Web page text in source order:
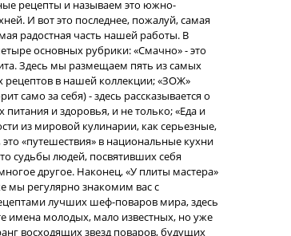
рецепты и называем это южно-
И вот это последнее, пожалуй, самая
радостная часть нашей работы. В
основных рубрики: «Смачно» - это
Здесь мы размещаем пять из самых
рецептов в нашей коллекции; «ЗОЖ»
само за себя) - здесь рассказывается о
питания и здоровья, и не только; «Еда и
из мировой кулинарии, как серьезные,
это «путешествия» в национальные кухни
судьбы людей, посвятивших себя
другое. Наконец, «У плиты мастера»
мы регулярно знакомим вас с
лучших шеф-поваров мира, здесь
имена молодых, мало известных, но уже
восходящих звезд поваров, будущих